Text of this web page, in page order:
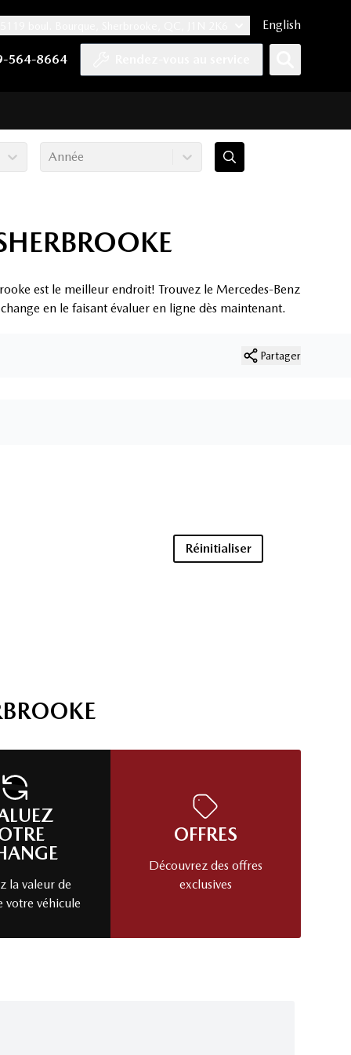
564-8664
TiktokLinkedIn
compte Instagram
English
Année
est le meilleur endroit! Trouvez le Mercedes-Benz
en le faisant évaluer en ligne dès maintenant.
Partager
Réinitialiser
la valeur de
votre véhicule
OFFRES
Découvrez des offres
exclusives